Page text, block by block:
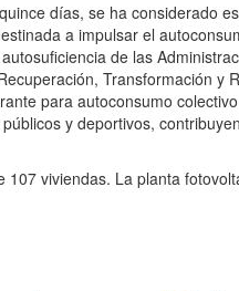
días, se ha considerado
a impulsar el
de las
Transformación y
para autoconsumo
y deportivos,
viviendas. La planta